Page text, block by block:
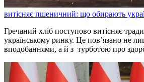
витісняє пшеничний: що обирають
Гречаний хліб поступово витісняє
українському ринку. Це пов’язано не
вподобаннями, а й з турботою про